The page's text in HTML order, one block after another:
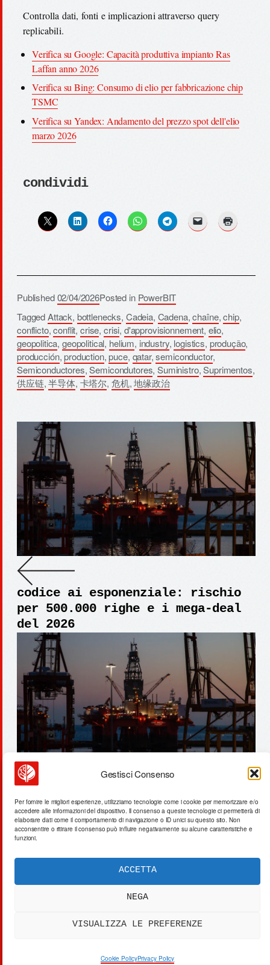
Gestisci Consenso
Per fornire le migliori esperienze, utilizziamo tecnologie come i cookie per memorizzare e/o
accedere alle informazioni del dispositivo. Il consenso a queste tecnologie ci permetterà di
elaborare dati come il comportamento di navigazione o ID unici su questo sito. Non
acconsentire o ritirare il consenso può influire negativamente su alcune caratteristiche e
funzioni.
ACCETTA
NEGA
VISUALIZZA LE PREFERENZE
Cookie PolicyPrivacy Policy
Controlla dati, fonti e implicazioni attraverso query
replicabili.
Verifica su Google: Capacità produttiva impianto Ras
Laffan anno 2026
Verifica su Bing: Consumo di elio per fabbricazione chip
TSMC
Verifica su Yandex: Andamento del prezzo spot dell'elio
marzo 2026
condividi
Published02/04/2026Posted in PowerBIT
TaggedAttack, bottlenecks, Cadeia, Cadena,chaîne,chip,
conflicto,conflit,crise, crisi, d'approvisionnement, elio,
geopolitica,geopolitical, helium, industry, logistics, produção,
producción,production,puce, qatar,semiconductor,
Semiconductores,Semicondutores,Suministro,Suprimentos,
供应链,半导体, 卡塔尔, 危机,地缘政治
codice ai esponenziale: rischio
per 500.000 righe e i mega-deal
del 2026
cairnspring mills: $2,8 milioni
per il grano regenerativo
> SYSTEM OUTPUT: DATA_FEED.xml
[IP]IP